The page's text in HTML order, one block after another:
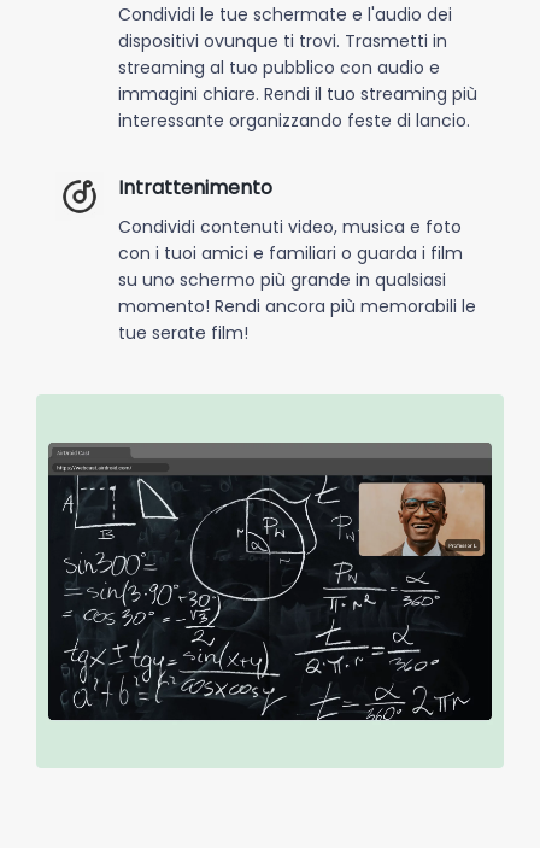
Condividi le tue schermate e l'audio dei
dispositivi ovunque ti trovi. Trasmetti in
streaming al tuo pubblico con audio e
immagini chiare. Rendi il tuo streaming più
interessante organizzando feste di lancio.
Intrattenimento
Condividi contenuti video, musica e foto
con i tuoi amici e familiari o guarda i film
su uno schermo più grande in qualsiasi
momento! Rendi ancora più memorabili le
tue serate film!